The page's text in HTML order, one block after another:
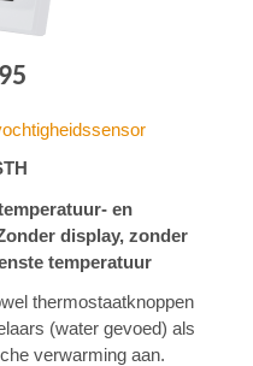
en
display, zonder
temperatuur
thermostaatknoppen
(water gevoed) als
verwarming aan.